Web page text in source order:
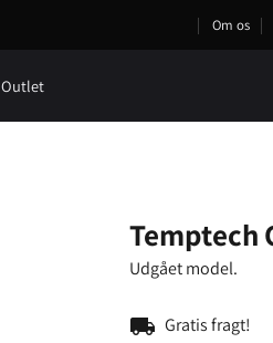
Om os
Outlet
Temptech
Udgået model.
local_shipping Gratis fragt!